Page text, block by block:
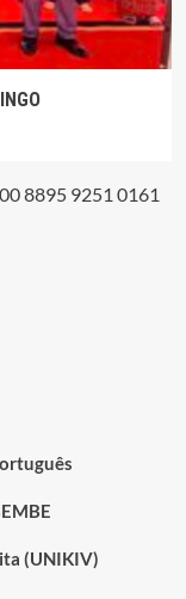
8895 9251 0161
(UNIKIV)